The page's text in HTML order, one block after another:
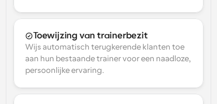
Toewijzing van trainerbezit
Wijs automatisch terugkerende klanten toe
aan hun bestaande trainer voor een naadloze,
persoonlijke ervaring.